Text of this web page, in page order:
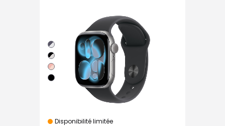
Disponibilité limitée